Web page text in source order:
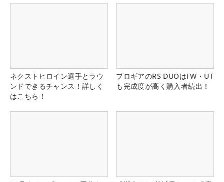
ネクストヒロイン選手とラウ
ンドできるチャンス！詳しく
はこちら！
プロギアのRS DUOはFW・UT
も完成度が高く購入者続出！